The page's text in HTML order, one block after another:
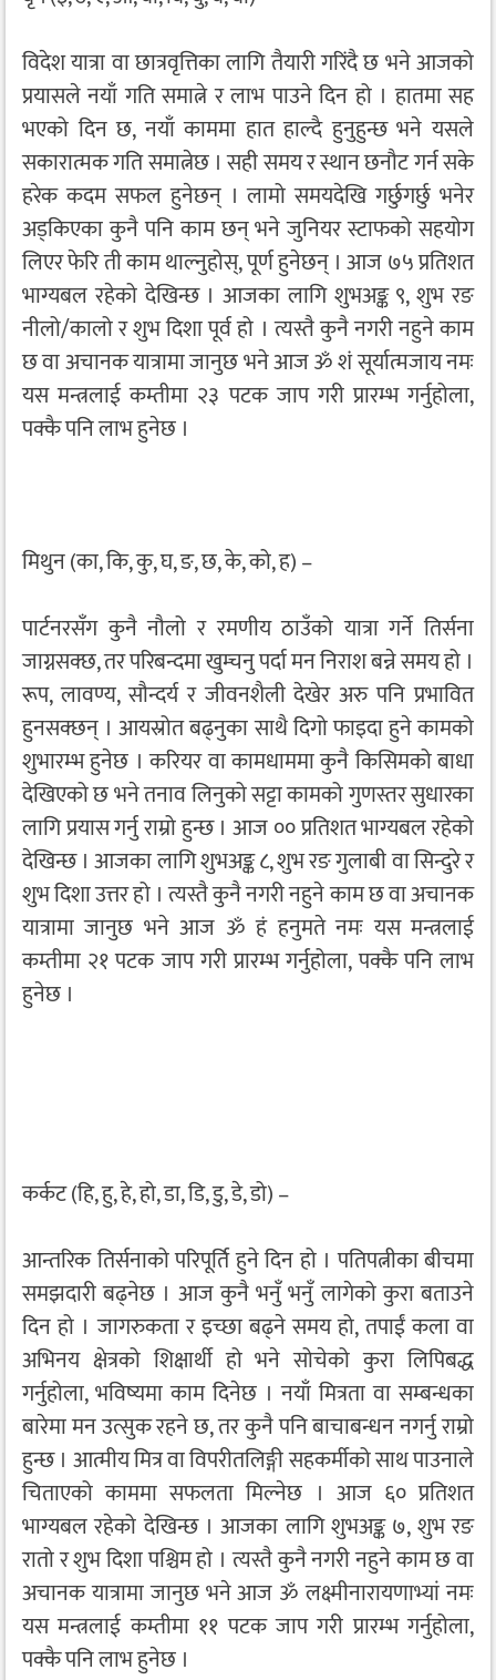
विदेश यात्रा वा छात्रवृत्तिका लागि तैयारी गरिंदै छ भने आजको
प्रयासले नयाँ गति समात्ने र लाभ पाउने दिन हो । हातमा सह
भएको दिन छ, नयाँ काममा हात हाल्दै हुनुहुन्छ भने यसले
सकारात्मक गति समात्नेछ । सही समय र स्थान छनौट गर्न सके
हरेक कदम सफल हुनेछन् । लामो समयदेखि गर्छुगर्छु भनेर
अड्किएका कुनै पनि काम छन् भने जुनियर स्टाफको सहयोग
लिएर फेरि ती काम थाल्नुहोस्, पूर्ण हुनेछन् । आज ७५ प्रतिशत
भाग्यबल रहेको देखिन्छ । आजका लागि शुभअङ्क ९, शुभ रङ
नीलो/कालो र शुभ दिशा पूर्व हो । त्यस्तै कुनै नगरी नहुने काम
छ वा अचानक यात्रामा जानुछ भने आज ॐ शं सूर्यात्मजाय नमः
यस मन्त्रलाई कम्तीमा २३ पटक जाप गरी प्रारम्भ गर्नुहोला,
पक्कै पनि लाभ हुनेछ ।
मिथुन (का, कि, कु, घ, ङ, छ, के, को, ह) –
पार्टनरसँग कुनै नौलो र रमणीय ठाउँको यात्रा गर्ने तिर्सना
जाग्नसक्छ, तर परिबन्दमा खुम्चनु पर्दा मन निराश बन्ने समय हो ।
रूप, लावण्य, सौन्दर्य र जीवनशैली देखेर अरु पनि प्रभावित
हुनसक्छन् । आयस्रोत बढ्नुका साथै दिगो फाइदा हुने कामको
शुभारम्भ हुनेछ । करियर वा कामधाममा कुनै किसिमको बाधा
देखिएको छ भने तनाव लिनुको सट्टा कामको गुणस्तर सुधारका
लागि प्रयास गर्नु राम्रो हुन्छ । आज ०० प्रतिशत भाग्यबल रहेको
देखिन्छ । आजका लागि शुभअङ्क ८, शुभ रङ गुलाबी वा सिन्दुरे र
शुभ दिशा उत्तर हो । त्यस्तै कुनै नगरी नहुने काम छ वा अचानक
यात्रामा जानुछ भने आज ॐ हं हनुमते नमः यस मन्त्रलाई
कम्तीमा २१ पटक जाप गरी प्रारम्भ गर्नुहोला, पक्कै पनि लाभ
हुनेछ ।
कर्कट (हि, हु, हे, हो, डा, डि, डु, डे, डो) –
आन्तरिक तिर्सनाको परिपूर्ति हुने दिन हो । पतिपत्नीका बीचमा
समझदारी बढ्नेछ । आज कुनै भनुँ भनुँ लागेको कुरा बताउने
दिन हो । जागरुकता र इच्छा बढ्ने समय हो, तपाईं कला वा
अभिनय क्षेत्रको शिक्षार्थी हो भने सोचेको कुरा लिपिबद्ध
गर्नुहोला, भविष्यमा काम दिनेछ । नयाँ मित्रता वा सम्बन्धका
बारेमा मन उत्सुक रहने छ, तर कुनै पनि बाचाबन्धन नगर्नु राम्रो
हुन्छ । आत्मीय मित्र वा विपरीतलिङ्गी सहकर्मीको साथ पाउनाले
चिताएको काममा सफलता मिल्नेछ । आज ६० प्रतिशत
भाग्यबल रहेको देखिन्छ । आजका लागि शुभअङ्क ७, शुभ रङ
रातो र शुभ दिशा पश्चिम हो । त्यस्तै कुनै नगरी नहुने काम छ वा
अचानक यात्रामा जानुछ भने आज ॐ लक्ष्मीनारायणाभ्यां नमः
यस मन्त्रलाई कम्तीमा ११ पटक जाप गरी प्रारम्भ गर्नुहोला,
पक्कै पनि लाभ हुनेछ ।